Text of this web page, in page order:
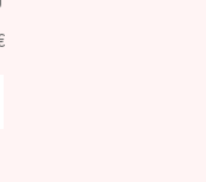
Praegune